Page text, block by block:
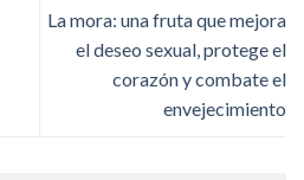
La mora: una fruta que mejora
el deseo sexual, protege el
corazón y combate el
envejecimiento